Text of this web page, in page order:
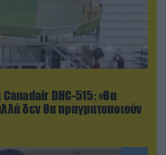
Canadair DHC-515: «Θα
δεν θα πραγματοποιούν